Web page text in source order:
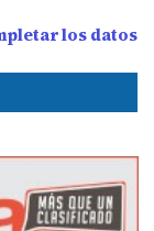
los datos